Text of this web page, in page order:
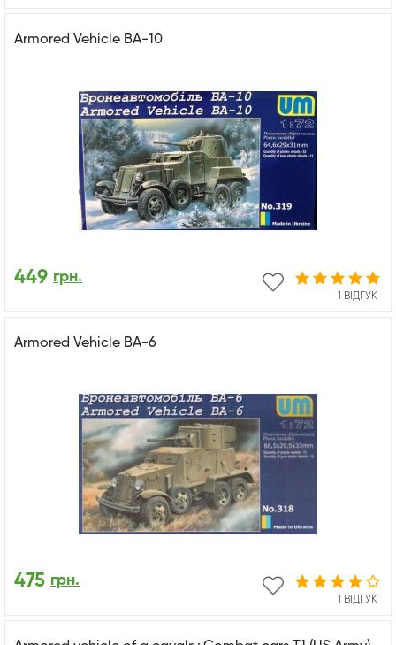
Armored Vehicle BA-10
1 ВІДГУК
449 грн.
Armored Vehicle BA-6
1 ВІДГУК
475 грн.